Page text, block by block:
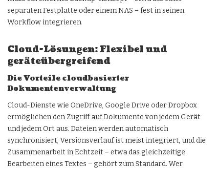
separaten Festplatte oder einem NAS – fest in seinen
Workflow integrieren.
Cloud-Lösungen: Flexibel und
geräteübergreifend
Die Vorteile cloudbasierter
Dokumentenverwaltung
Cloud-Dienste wie OneDrive, Google Drive oder Dropbox
ermöglichen den Zugriff auf Dokumente von jedem Gerät
und jedem Ort aus. Dateien werden automatisch
synchronisiert, Versionsverlauf ist meist integriert, und die
Zusammenarbeit in Echtzeit – etwa das gleichzeitige
Bearbeiten eines Textes – gehört zum Standard. Wer